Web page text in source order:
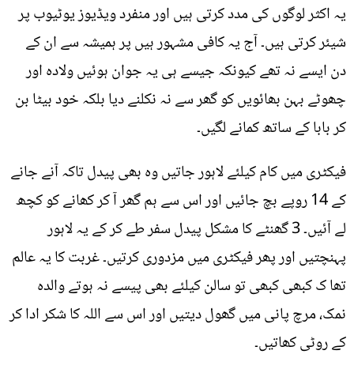
یہ اکثر لوگوں کی مدد کرتی ہیں اور منفرد ویڈیوز یوٹیوب پر
شیئر کرتی ہیں۔ آج یہ کافی مشہور ہیں پر ہمیشہ سے ان کے
دن ایسے نہ تھے کیونکہ جیسے ہی یہ جوان ہوئیں ولادہ اور
چھوٹے بہن بھائویں کو گھر سے نہ نکلنے دیا بلکہ خود بیٹا بن
کر بابا کے ساتھ کمانے لگیں۔
فیکٹری میں کام کیلئے لاہور جاتیں وہ بھی پیدل تاکہ آنے جانے
کے 14 روپے بچ جائیں اور اس سے ہم گھر آ کر کھانے کو کچھ
لے آئیں۔ 3 گھنٹے کا مشکل پیدل سفر طے کر کے یہ لاہور
پہنچتیں اور پھر فیکٹری میں مزدوری کرتیں۔ غربت کا یہ عالم
تھا ک کبھی کبھی تو سالن کیلئے بھی پیسے نہ ہوتے والدہ
نمک، مرچ پانی میں گھول دیتیں اور اس سے اللہ کا شکر ادا کر
کے روٹی کھاتیں۔